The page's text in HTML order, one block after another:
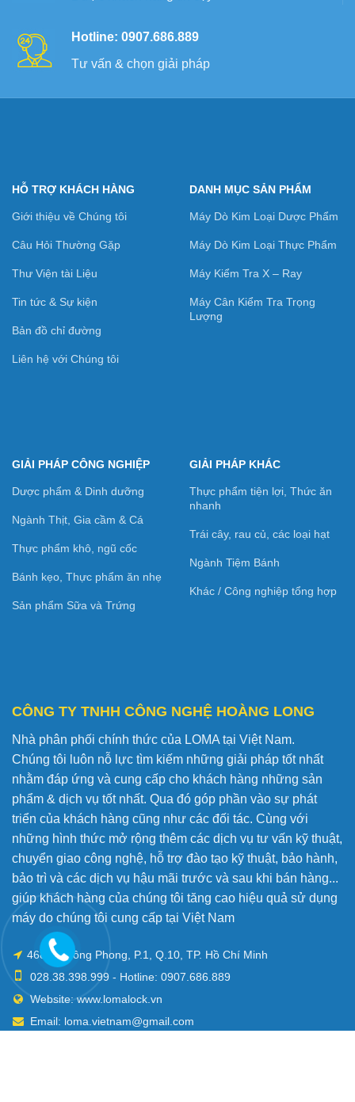
Hotline: 0907.686.889
Tư vấn & chọn giải pháp
HỖ TRỢ KHÁCH HÀNG
Giới thiệu về Chúng tôi
Câu Hỏi Thường Gặp
Thư Viện tài Liệu
Tin tức & Sự kiện
Bản đồ chỉ đường
Liên hệ với Chúng tôi
DANH MỤC SẢN PHẨM
Máy Dò Kim Loại Dược Phẩm
Máy Dò Kim Loại Thực Phẩm
Máy Kiểm Tra X – Ray
Máy Cân Kiểm Tra Trọng
Lượng
GIẢI PHÁP CÔNG NGHIỆP
Dược phẩm & Dinh dưỡng
Ngành Thịt, Gia cầm & Cá
Thực phẩm khô, ngũ cốc
Bánh kẹo, Thực phẩm ăn nhẹ
Sản phẩm Sữa và Trứng
GIẢI PHÁP KHÁC
Thực phẩm tiện lợi, Thức ăn
nhanh
Trái cây, rau củ, các loại hạt
Ngành Tiệm Bánh
Khác / Công nghiệp tổng hợp
CÔNG TY TNHH CÔNG NGHỆ HOÀNG LONG
Nhà phân phối chính thức của LOMA tại Việt Nam.
Chúng tôi luôn nỗ lực tìm kiếm những giải pháp tốt nhất
nhằm đáp ứng và cung cấp cho khách hàng những sản
phẩm & dịch vụ tốt nhất. Qua đó góp phần vào sự phát
triển của khách hàng cũng như các đối tác. Cùng với
những hình thức mở rộng thêm các dịch vụ tư vấn kỹ thuật,
chuyển giao công nghệ, hỗ trợ đào tạo kỹ thuật, bảo hành,
bảo trì và các dịch vụ hậu mãi trước và sau khi bán hàng...
giúp khách hàng của chúng tôi tăng cao hiệu quả sử dụng
máy do chúng tôi cung cấp tại Việt Nam
468 Lê Hồng Phong, P.1, Q.10, TP. Hồ Chí Minh
028.38.398.999 - Hotline: 0907.686.889
Website: www.lomalock.vn
Email: loma.vietnam@gmail.com